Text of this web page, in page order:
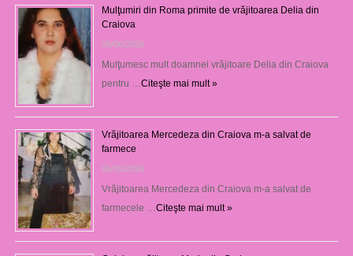
Mulţumiri din Roma primite de vrăjitoarea Delia din
Craiova
06/08/2026
Mulţumesc mult doamnei vrăjitoare Delia din Craiova
pentru … Citeşte mai mult »
Vrăjitoarea Mercedeza din Craiova m-a salvat de
farmece
06/08/2026
Vrăjitoarea Mercedeza din Craiova m-a salvat de
farmecele … Citeşte mai mult »